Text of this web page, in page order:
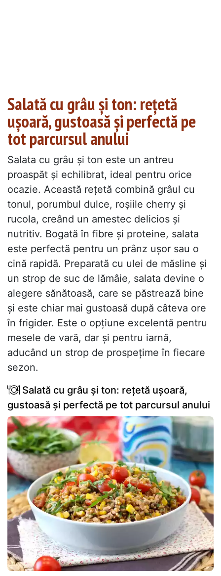
Salată cu grâu și ton: rețetă
ușoară, gustoasă și perfectă pe
tot parcursul anului
Salata cu grâu și ton este un antreu
proaspăt și echilibrat, ideal pentru orice
ocazie. Această rețetă combină grâul cu
tonul, porumbul dulce, roșiile cherry și
rucola, creând un amestec delicios și
nutritiv. Bogată în fibre și proteine, salata
este perfectă pentru un prânz ușor sau o
cină rapidă. Preparată cu ulei de măsline și
un strop de suc de lămâie, salata devine o
alegere sănătoasă, care se păstrează bine
și este chiar mai gustoasă după câteva ore
în frigider. Este o opțiune excelentă pentru
mesele de vară, dar și pentru iarnă,
aducând un strop de prospețime în fiecare
sezon.
Salată cu grâu și ton: rețetă ușoară,
gustoasă și perfectă pe tot parcursul anului